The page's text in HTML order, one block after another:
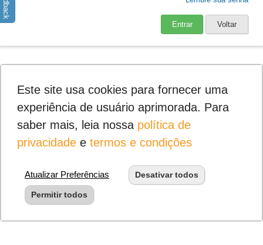
Entrar Voltar
Este site usa cookies para fornecer uma
experiência de usuário aprimorada. Para
saber mais, leia nossa política de
privacidadee termos e condições
Atualizar Preferências Desativar todos
Permitir todos